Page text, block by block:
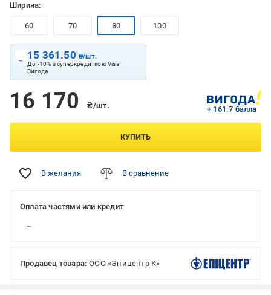
Ширина:
60 70 80 100
15 361.50 ₴/шт.
До -10% з суперкредиткою Visa
Вигода
16 170 ₴/шт. + 161.7 балла
КУПИТЬ
В желания В сравнение
Оплата частями или кредит
Продавец товара: ООО «Эпицентр К»